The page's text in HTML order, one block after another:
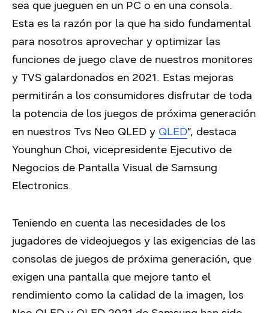
sea que jueguen en un PC o en una consola.
Esta es la razón por la que ha sido fundamental
para nosotros aprovechar y optimizar las
funciones de juego clave de nuestros monitores
y TVS galardonados en 2021. Estas mejoras
permitirán a los consumidores disfrutar de toda
la potencia de los juegos de próxima generación
en nuestros Tvs Neo QLED y QLED”, destaca
Younghun Choi, vicepresidente Ejecutivo de
Negocios de Pantalla Visual de Samsung
Electronics.
Teniendo en cuenta las necesidades de los
jugadores de videojuegos y las exigencias de las
consolas de juegos de próxima generación, que
exigen una pantalla que mejore tanto el
rendimiento como la calidad de la imagen, los